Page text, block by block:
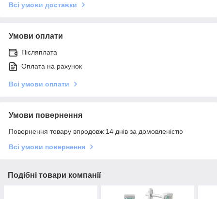
Всі умови доставки
Умови оплати
Післяплата
Оплата на рахунок
Всі умови оплати
Умови повернення
Повернення товару впродовж 14 днів за домовленістю
Всі умови повернення
Подібні товари компанії